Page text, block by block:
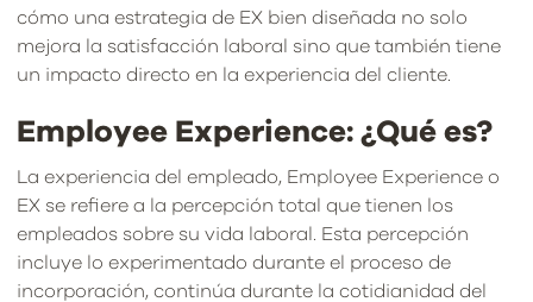
cómo una estrategia de EX bien diseñada no solo
mejora la satisfacción laboral sino que también tiene
un impacto directo en la experiencia del cliente.
Employee Experience: ¿Qué es?
La experiencia del empleado, Employee Experience o
EX se refiere a la percepción total que tienen los
empleados sobre su vida laboral. Esta percepción
incluye lo experimentado durante el proceso de
incorporación, continúa durante la cotidianidad del